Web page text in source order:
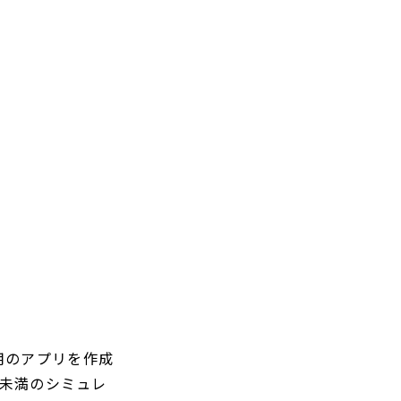
アプリを作成
満のシミュレ